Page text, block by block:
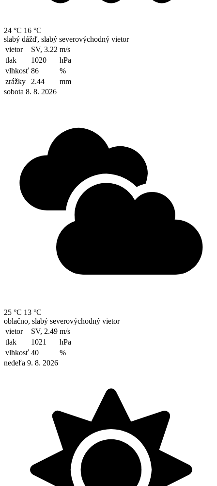
24 °C 16 °C
slabý dážď, slabý severovýchodný vietor
vietor
SV, 3.22 m/s
tlak
1020
hPa
vlhkosť 86
%
zrážky
2.44
mm
sobota 8. 8. 2026
25 °C 13 °C
oblačno, slabý severovýchodný vietor
vietor
SV, 2.49 m/s
tlak
1021
hPa
vlhkosť 40
%
nedeľa 9. 8. 2026